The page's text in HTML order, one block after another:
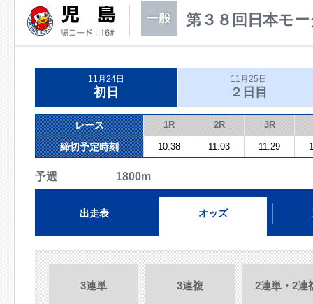
第３８回日本モ
11月24日
初日
11月25日
２日目
レース 1R 2R 3R
締切予定時刻 10:38 11:03 11:29
予選 1800m
出走表 オッズ
3連単 3連複 2連単・2連